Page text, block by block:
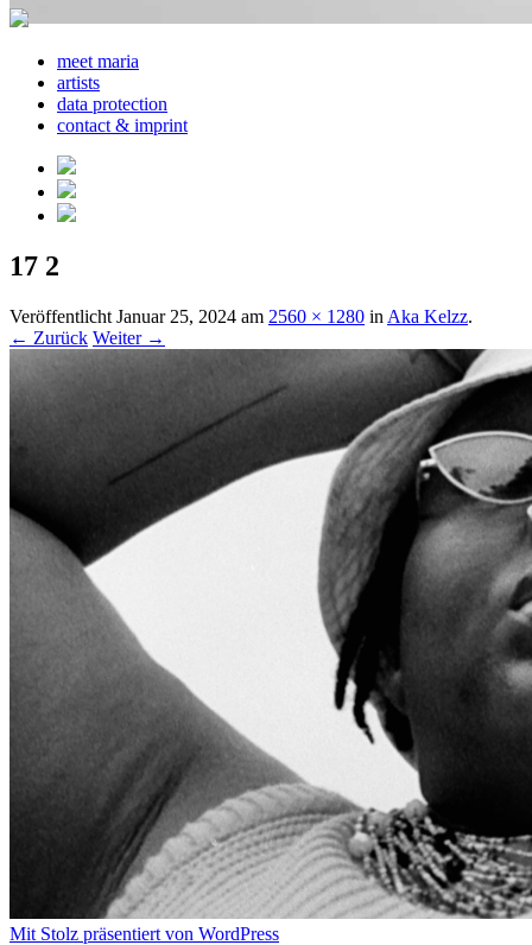
meet maria
artists
data protection
contact & imprint
17 2
Veröffentlicht Januar 25, 2024 am 2560 × 1280 in Aka Kelzz.
← Zurück Weiter →
Mit Stolz präsentiert von WordPress